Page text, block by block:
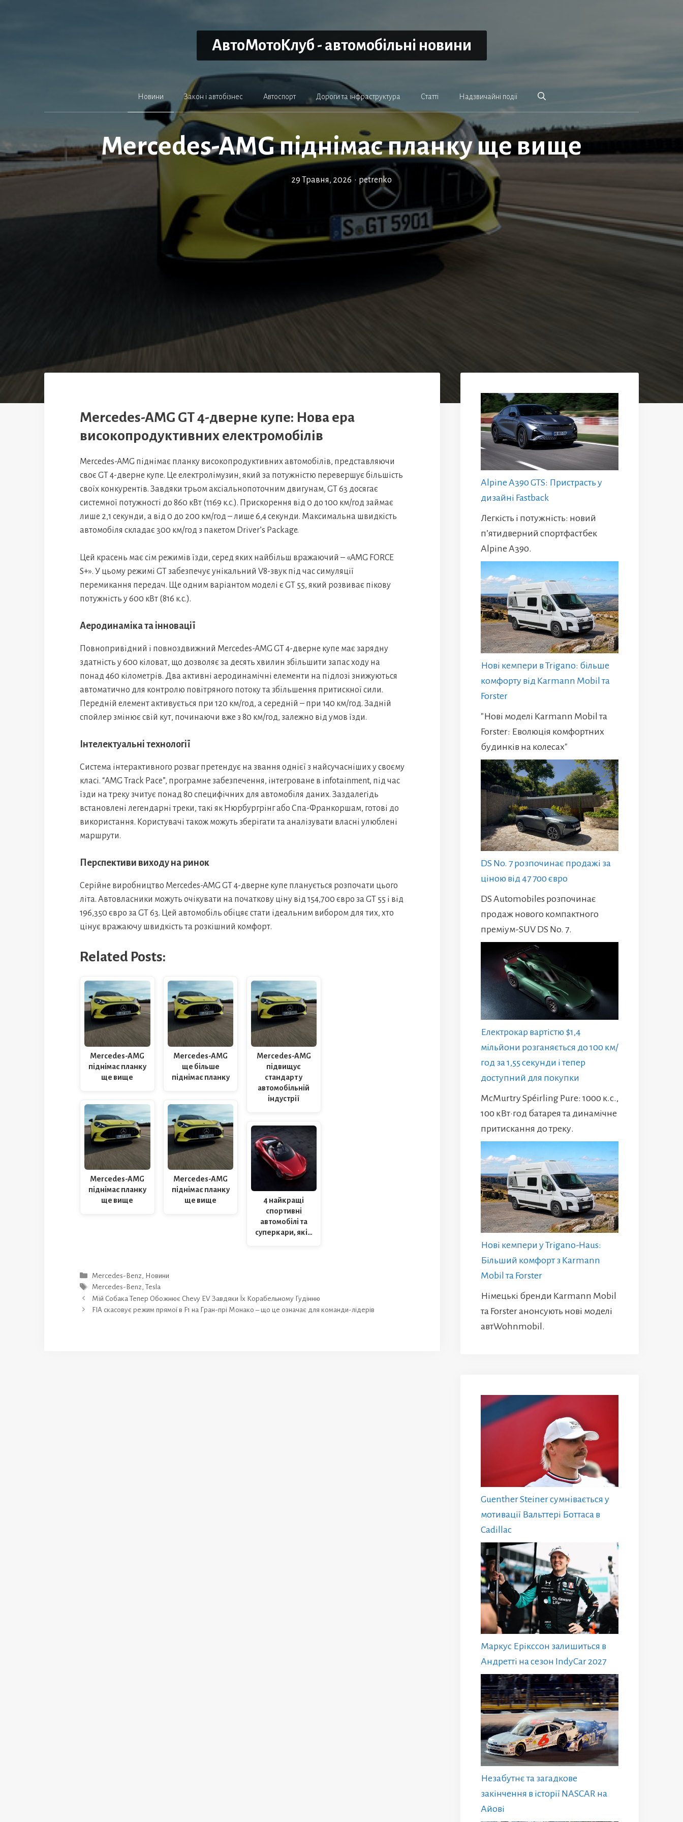
АвтоМотоКлуб - автомобільні новини
Новини Закон і автобізнес Автоспорт Дороги та інфраструктура Статті Надзвичайні події
Mercedes-AMG піднімає планку ще вище
29 Травня, 2026 • petrenko
Mercedes-AMG GT 4-дверне купе: Нова ера
високопродуктивних електромобілів
Mercedes-AMG піднімає планку високопродуктивних автомобілів, представляючи
своє GT 4-дверне купе. Це електролімузин, який за потужністю перевершує більшість
своїх конкурентів. Завдяки трьом аксіальнопоточним двигунам, GT 63 досягає
системної потужності до 860 кВт (1169 к.с.). Прискорення від 0 до 100 км/год займає
лише 2,1 секунди, а від 0 до 200 км/год – лише 6,4 секунди. Максимальна швидкість
автомобіля складає 300 км/год з пакетом Driver’s Package.
Цей красень має сім режимів їзди, серед яких найбільш вражаючий – «AMG FORCE
S+». У цьому режимі GT забезпечує унікальний V8-звук під час симуляції
перемикання передач. Ще одним варіантом моделі є GT 55, який розвиває пікову
потужність у 600 кВт (816 к.с.).
Аеродинаміка та інновації
Повнопривідний і повноздвижний Mercedes-AMG GT 4-дверне купе має зарядну
здатність у 600 кіловат, що дозволяє за десять хвилин збільшити запас ходу на
понад 460 кілометрів. Два активні аеродинамічні елементи на підлозі знижуються
автоматично для контролю повітряного потоку та збільшення притискної сили.
Передній елемент активується при 120 км/год, а середній – при 140 км/год. Задній
спойлер змінює свій кут, починаючи вже з 80 км/год, залежно від умов їзди.
Інтелектуальні технології
Система інтерактивного розваг претендує на звання однієї з найсучасніших у своєму
класі. “AMG Track Pace”, програмне забезпечення, інтегроване в infotainment, під час
їзди на треку зчитує понад 80 специфічних для автомобіля даних. Заздалегідь
встановлені легендарні треки, такі як Нюрбургрінг або Спа-Франкоршам, готові до
використання. Користувачі також можуть зберігати та аналізувати власні улюблені
маршрути.
Перспективи виходу на ринок
Серійне виробництво Mercedes-AMG GT 4-дверне купе планується розпочати цього
літа. Автовласники можуть очікувати на початкову ціну від 154,700 євро за GT 55 і від
196,350 євро за GT 63. Цей автомобіль обіцяє стати ідеальним вибором для тих, хто
цінує вражаючу швидкість та розкішний комфорт.
Related Posts:
Mercedes-AMG
піднімає планку
ще вище
Mercedes-AMG
піднімає планку
ще вище
Mercedes-AMG
ще більше
піднімає планку
Mercedes-AMG
піднімає планку
ще вище
Mercedes-AMG
підвищує
стандарт у
автомобільній
індустрії
4 найкращі
спортивні
автомобілі та
суперкари, які…
Категорії
Mercedes-Benz, Новини
Позначки
Mercedes-Benz,
Tesla
Мій Собака Тепер Обожнює Chevy EV Завдяки Їх Корабельному Гудінню
FIA скасовує режим прямої в F1 на Гран-прі Монако – що це означає для команди-лідерів
Alpine A390 GTS: Пристрасть у
дизайні Fastback
Легкість і потужність: новий
п’ятидверний спортфастбек
Alpine A390.
Нові кемпери в Trigano: більше
комфорту від Karmann Mobil та
Forster
"Нові моделі Karmann Mobil та
Forster: Еволюція комфортних
будинків на колесах"
DS No. 7 розпочинає продажі за
ціною від 47 700 євро
DS Automobiles розпочинає
продаж нового компактного
преміум-SUV DS No. 7.
Електрокар вартістю $1,4
мільйони розганяється до 100 км/
год за 1,55 секунди і тепер
доступний для покупки
McMurtry Spéirling Pure: 1000 к.с.,
100 кВт·год батарея та динамічне
притискання до треку.
Нові кемпери у Trigano-Haus:
Більший комфорт з Karmann
Mobil та Forster
Німецькі бренди Karmann Mobil
та Forster анонсують нові моделі
автWohnmobil.
Guenther Steiner сумнівається у
мотивації Вальттері Боттаса в
Cadillac
Маркус Ерікссон залишиться в
Андретті на сезон IndyCar 2027
Незабутнє та загадкове
закінчення в історії NASCAR на
Айові